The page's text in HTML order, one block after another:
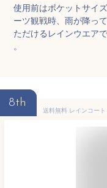
使用前はポケットサイ
ーツ観戦時、雨が降っ
ただけるレインウエア
。
8th